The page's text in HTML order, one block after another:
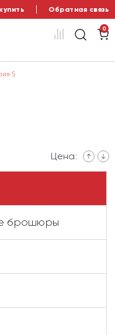
Обратная связь
0
S
Цена:
брошюры